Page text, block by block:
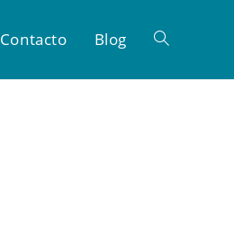
Contacto Blog